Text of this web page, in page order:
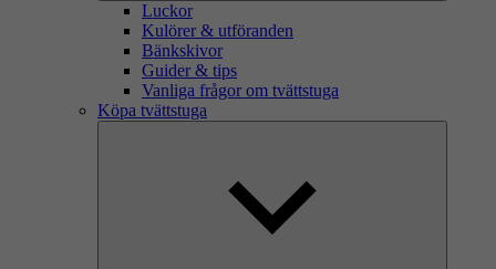
Luckor
Kulörer & utföranden
Bänkskivor
Guider & tips
Vanliga frågor om tvättstuga
Köpa tvättstuga